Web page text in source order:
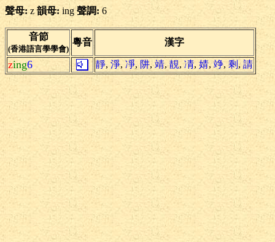
聲母: z 韻母: ing聲調: 6
音節
(香港語言學學會)
粵音 漢字
zing6 靜, 淨, 凈,阱,靖,靚,凊, 婧, 竫, 剩 , 請